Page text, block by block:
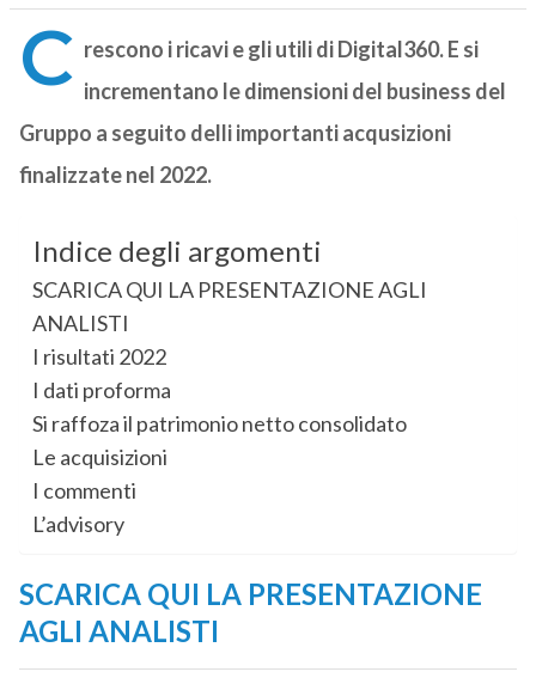
C rescono i ricavi e gli utili di Digital360. E si
incrementano le dimensioni del business del
Gruppo a seguito delli importanti acqusizioni
finalizzate nel 2022.
Indice degli argomenti
SCARICA QUI LA PRESENTAZIONE AGLI
ANALISTI
I risultati 2022
I dati proforma
Si raffoza il patrimonio netto consolidato
Le acquisizioni
I commenti
L’advisory
SCARICA QUI LA PRESENTAZIONE
AGLI ANALISTI